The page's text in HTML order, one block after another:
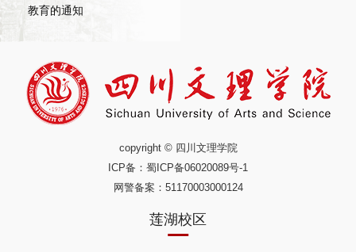
教育的通知
copyright © 四川文理学院
ICP备： 蜀ICP备06020089号-1
网警备案：51170003000124
莲湖校区